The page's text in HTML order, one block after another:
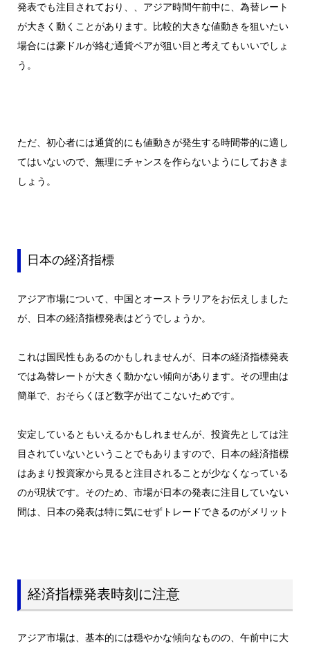
発表でも注目されており、、アジア時間午前中に、為替レート
が大きく動くことがあります。
比較的大きな値動きを狙いたい
場合には豪ドルが絡む通貨ペアが狙い目と考えてもいいでしょ
う。
ただ、初心者には通貨的にも値動きが発生する時間帯的に適し
てはいないので、無理にチャンスを作らないようにしておきま
しょう。
日本の経済指標
アジア市場について、中国とオーストラリアをお伝えしました
が、日本の経済指標発表はどうでしょうか。
これは国民性もあるのかもしれませんが、日本の経済指標発表
では為替レートが大きく動かない傾向があります。その理由は
簡単で、おそらくほど数字が出てこないためです。
安定しているともいえるかもしれませんが、投資先としては注
目されていないということでもありますので、日本の経済指標
はあまり投資家から見ると注目されることが少なくなっている
のが現状です。 そのため、市場が日本の発表に注目していない
間は、日本の発表は特に気にせずトレードできるのがメリット
経済指標発表時刻に注意
アジア市場は、基本的には穏やかな傾向なものの、午前中に大